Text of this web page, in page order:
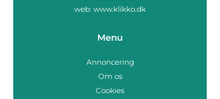
web: www.klikko.dk
Menu
Annoncering
Om os
Cookies